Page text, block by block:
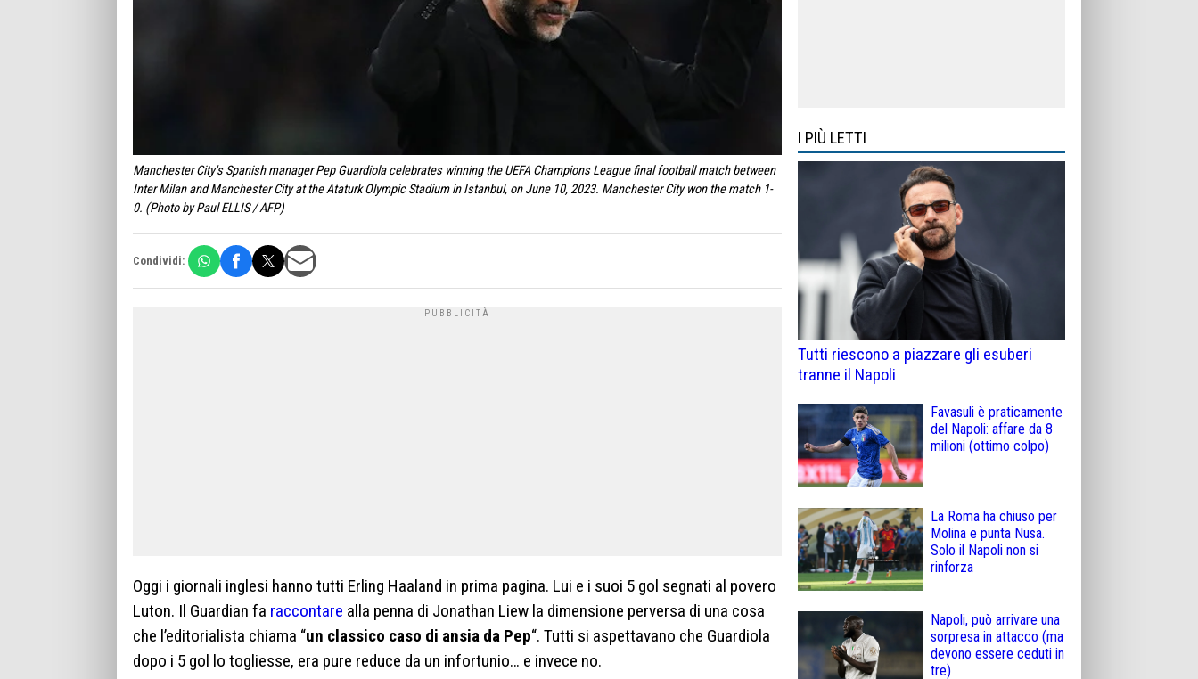
Manchester City's Spanish manager Pep Guardiola celebrates winning the UEFA Champions League final football match between
Inter Milan and Manchester City at the Ataturk Olympic Stadium in Istanbul, on June 10, 2023. Manchester City won the match 1-
0. (Photo by Paul ELLIS / AFP)
Condividi:
Oggi i giornali inglesi hanno tutti Erling Haaland in prima pagina. Lui e i suoi 5 gol segnati al povero
Luton. Il Guardian fa raccontare alla penna di Jonathan Liew la dimensione perversa di una cosa
che l’editorialista chiama “un classico caso di ansia da Pep“. Tutti si aspettavano che Guardiola
dopo i 5 gol lo togliesse, era pure reduce da un infortunio… e invece no.
I PIÙ LETTI
Tutti riescono a piazzare gli esuberi
tranne il Napoli
Favasuli è praticamente
del Napoli: affare da 8
milioni (ottimo colpo)
La Roma ha chiuso per
Molina e punta Nusa.
Solo il Napoli non si
rinforza
Napoli, può arrivare una
sorpresa in attacco (ma
devono essere ceduti in
tre)